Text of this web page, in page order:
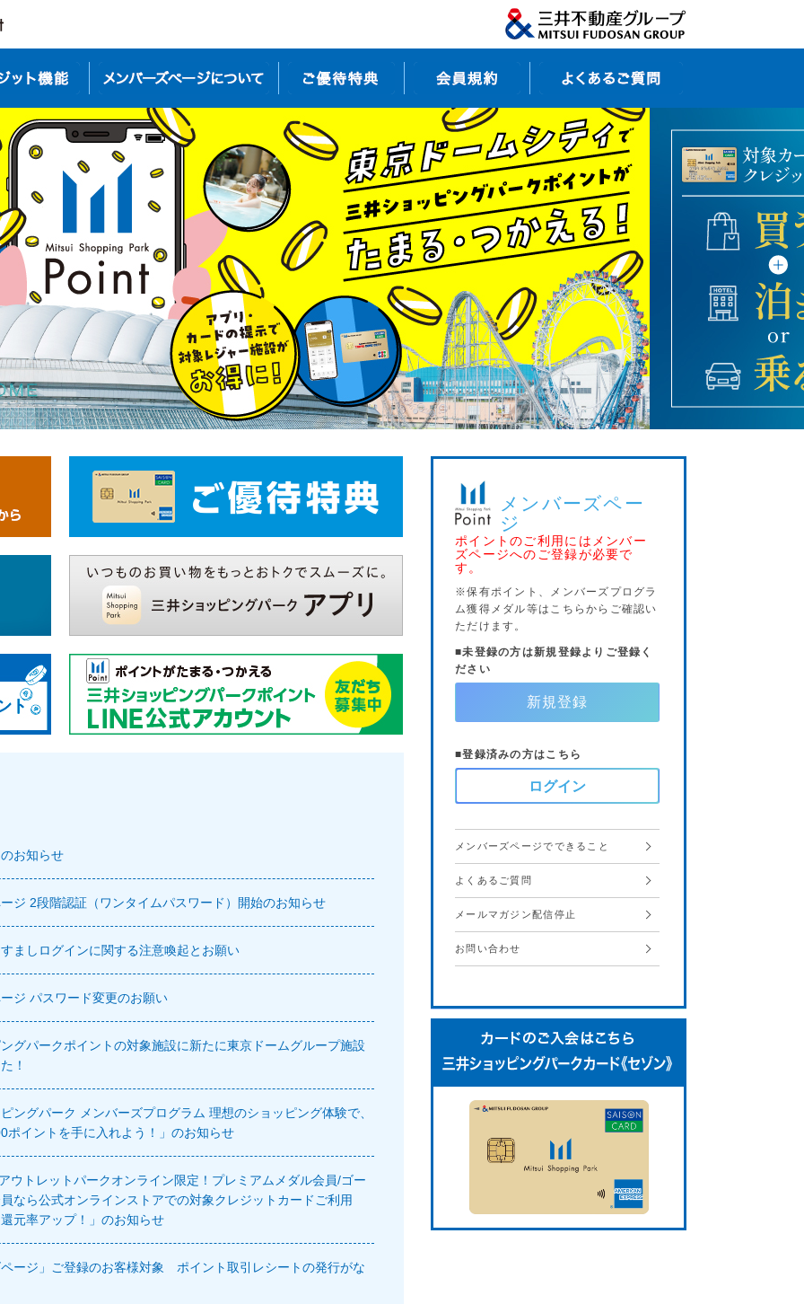
お知らせ
ジ 2段階認証（ワンタイムパスワード）開始のお知らせ
ましログインに関する注意喚起とお願い
ジ パスワード変更のお願い
グパークポイントの対象施設に新たに東京ドームグループ施設
！
ングパーク メンバーズプログラム 理想のショッピング体験で、
ポイントを手に入れよう！」のお知らせ
ウトレットパークオンライン限定！プレミアムメダル会員/ゴー
なら公式オンラインストアでの対象クレジットカードご利用
元率アップ！」のお知らせ
ージ」ご登録のお客様対象 ポイント取引レシートの発行がな
ポイントのご利用にはメンバー
ズページへのご登録が必要で
す。
※保有ポイント、メンバーズプログラ
ム獲得メダル等はこちらからご確認い
ただけます。
■未登録の方は新規登録よりご登録く
ださい
新規登録
■登録済みの方はこちら
ログイン
メンバーズページでできること
よくあるご質問
メールマガジン配信停止
お問い合わせ